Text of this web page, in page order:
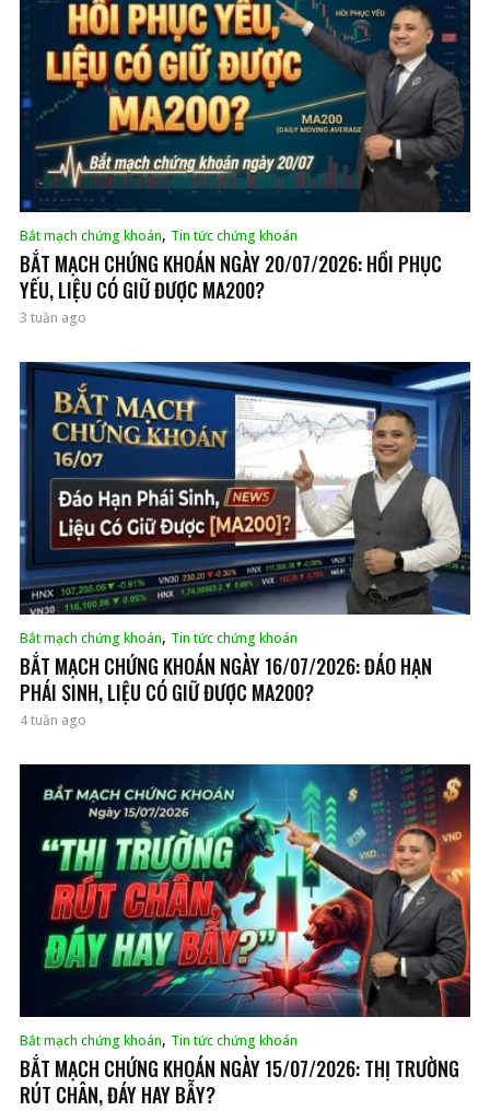
Bắt mạch chứng khoán, Tin tức chứng khoán
BẮT MẠCH CHỨNG KHOÁN NGÀY 20/07/2026: HỒI PHỤC
YẾU, LIỆU CÓ GIỮ ĐƯỢC MA200?
3 tuần ago
Bắt mạch chứng khoán, Tin tức chứng khoán
BẮT MẠCH CHỨNG KHOÁN NGÀY 16/07/2026: ĐÁO HẠN
PHÁI SINH, LIỆU CÓ GIỮ ĐƯỢC MA200?
4 tuần ago
Bắt mạch chứng khoán, Tin tức chứng khoán
BẮT MẠCH CHỨNG KHOÁN NGÀY 15/07/2026: THỊ TRƯỜNG
RÚT CHÂN, ĐÁY HAY BẪY?